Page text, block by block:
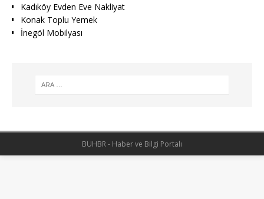
Kadıköy Evden Eve Nakliyat
Konak Toplu Yemek
İnegöl Mobilyası
BUHBR - Haber ve Bilgi Portalı